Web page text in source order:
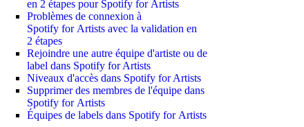
en 2 étapes pour Spotify for Artists
Problèmes de connexion à
Spotify for Artists avec la validation en
2 étapes
Rejoindre une autre équipe d'artiste ou de
label dans Spotify for Artists
Niveaux d'accès dans Spotify for Artists
Supprimer des membres de l'équipe dans
Spotify for Artists
Équipes de labels dans Spotify for Artists